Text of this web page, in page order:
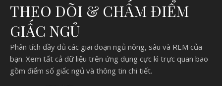
THEO DÕI & CHẤM ĐIỂM
GIẤC NGỦ
Phân tích đầy đủ các giai đoạn ngủ nông, sâu và REM của
bạn. Xem tất cả dữ liệu trên ứng dụng cực kì trực quan bao
gồm điểm số giấc ngủ và thông tin chi tiết.